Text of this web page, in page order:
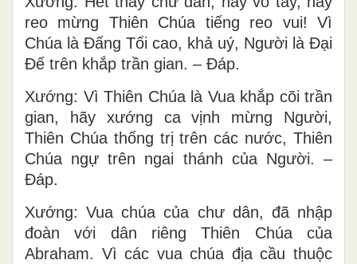
reo mừng Thiên Chúa tiếng reo vui! Vì
Chúa là Ðấng Tối cao, khả uý, Người là Ðại
Ðế trên khắp trần gian. – Ðáp.
Xướng: Vì Thiên Chúa là Vua khắp cõi trần
gian, hãy xướng ca vịnh mừng Người,
Thiên Chúa thống trị trên các nước, Thiên
Chúa ngự trên ngai thánh của Người. –
Ðáp.
Xướng: Vua chúa của chư dân, đã nhập
đoàn với dân riêng Thiên Chúa của
Abraham. Vì các vua chúa địa cầu thuộc